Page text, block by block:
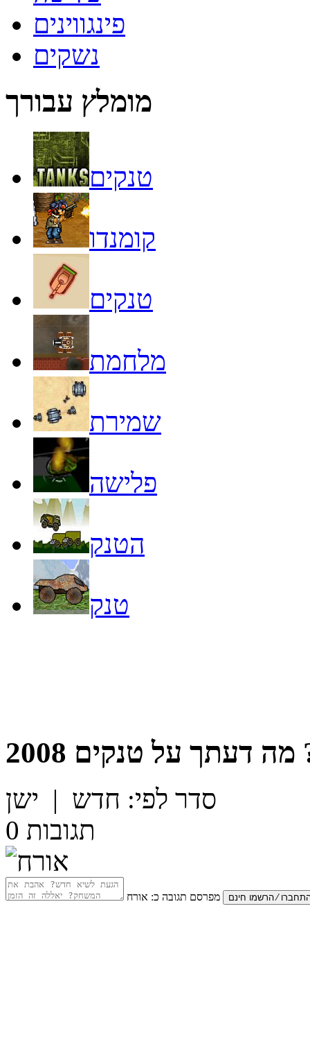
פינגווינים
נשקים
מומלץ עבורך
טנקים
קומנדו
טנקים
מלחמת
שמירת
פלישה
הטנק
טנק
מה דעתך על טנקים 2008
סדר לפי: חדש | ישן
0 תגובות
מפרסם תגובה כ: אורח